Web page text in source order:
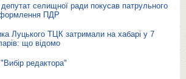
селищної ради покусав патрульного
ПДР
Луцького ТЦК затримали на хабарі у 7
що відомо
редактора"